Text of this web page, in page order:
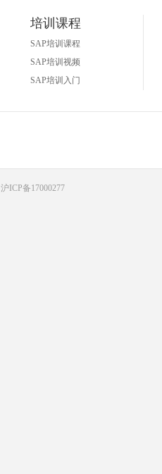
培训课程
SAP培训课程
SAP培训视频
SAP培训入门
沪ICP备17000277